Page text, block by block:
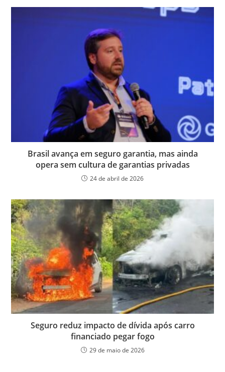
Brasil avança em seguro garantia, mas ainda
opera sem cultura de garantias privadas
24 de abril de 2026
Seguro reduz impacto de dívida após carro
financiado pegar fogo
29 de maio de 2026